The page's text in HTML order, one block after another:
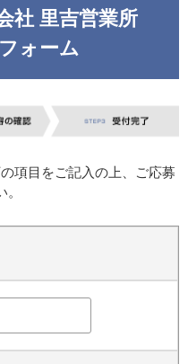
社 里吉営業所
ォーム
項目をご記入の上、ご応募